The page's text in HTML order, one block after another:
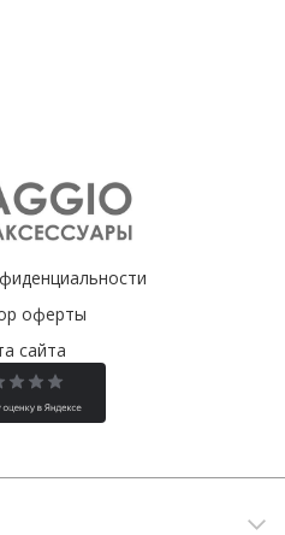
оферты
сайта